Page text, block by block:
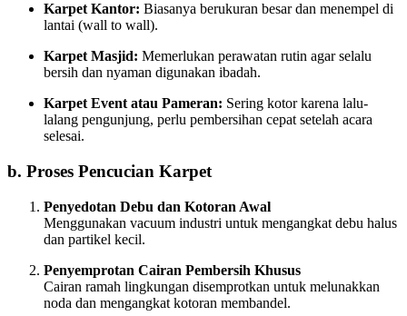
Karpet Kantor: Biasanya berukuran besar dan menempel di
lantai (wall to wall).
Karpet Masjid: Memerlukan perawatan rutin agar selalu
bersih dan nyaman digunakan ibadah.
Karpet Event atau Pameran: Sering kotor karena lalu-
lalang pengunjung, perlu pembersihan cepat setelah acara
selesai.
b. Proses Pencucian Karpet
Penyedotan Debu dan Kotoran Awal
Menggunakan vacuum industri untuk mengangkat debu halus
dan partikel kecil.
Penyemprotan Cairan Pembersih Khusus
Cairan ramah lingkungan disemprotkan untuk melunakkan
noda dan mengangkat kotoran membandel.